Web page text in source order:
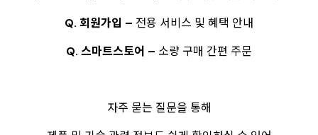
Q. 회원가입 – 전용 서비스 및 혜택 안내
Q. 스마트스토어 – 소량 구매 간편 주문
자주 묻는 질문을 통해